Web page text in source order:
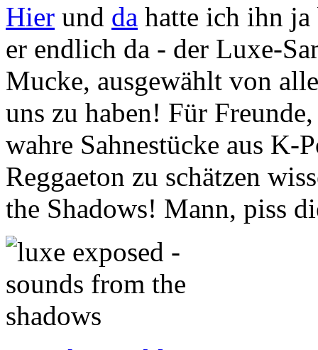
Hier und da hatte ich ihn
er endlich da - der Luxe-
Mucke, ausgewählt von
uns zu haben! Für
wahre Sahnestücke aus
Reggaeton zu schätzen
the Shadows! Mann, piss